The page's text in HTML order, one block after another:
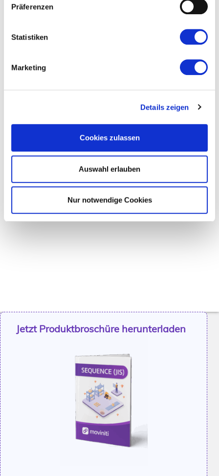
Präferenzen
Statistiken
Marketing
Details zeigen
Cookies zulassen
Auswahl erlauben
Nur notwendige Cookies
Jetzt Produktbroschüre herunterladen